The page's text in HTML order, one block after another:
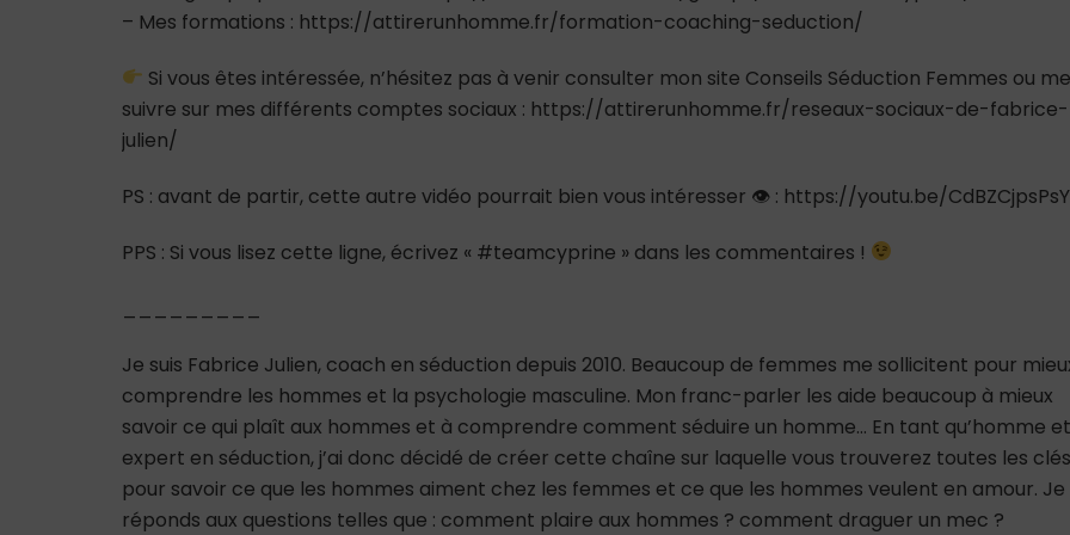
– Mes formations : https://attirerunhomme.fr/formation-coaching-seduction/
Si vous êtes intéressée, n’hésitez pas à venir consulter mon site Conseils Séduction Femmes ou me
suivre sur mes différents comptes sociaux : https://attirerunhomme.fr/reseaux-sociaux-de-fabrice-
julien/
PS : avant de partir, cette autre vidéo pourrait bien vous intéresser 👁 : https://youtu.be/CdBZCjpsPsY
PPS : Si vous lisez cette ligne, écrivez « #teamcyprine » dans les commentaires !
Je suis Fabrice Julien, coach en séduction depuis 2010. Beaucoup de femmes me sollicitent pour
comprendre les hommes et la psychologie masculine. Mon franc-parler les aide beaucoup à mieux
savoir ce qui plaît aux hommes et à comprendre comment séduire un homme… En tant qu’homme et
expert en séduction, j’ai donc décidé de créer cette chaîne sur laquelle vous trouverez toutes les clés
pour savoir ce que les hommes aiment chez les femmes et ce que les hommes veulent en amour. Je
réponds aux questions telles que : comment plaire aux hommes ? comment draguer un mec ?